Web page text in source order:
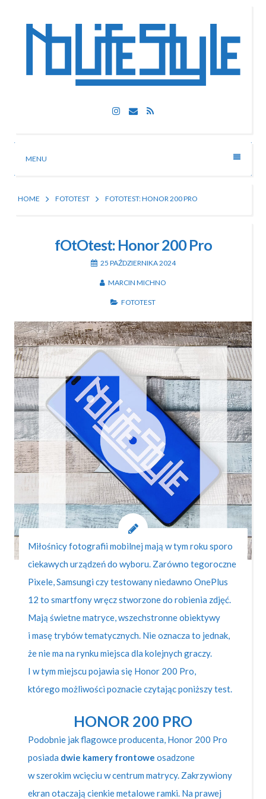
Nolife Style
Technologia, fotografia, rozrywka
Instagram
EmailRSS
MENU
HOME FOTOTEST FOTOTEST: HONOR 200 PRO
fOtOtest: Honor 200 Pro
25 PAŹDZIERNIKA 2024
MARCIN MICHNO
FOTOTEST
Miłośnicy fotografii mobilnej mają w tym roku sporo
ciekawych urządzeń do wyboru. Zarówno tegoroczne
Pixele, Samsungi czy testowany niedawno OnePlus
12 to smartfony wręcz stworzone do robienia zdjęć.
Mają świetne matryce, wszechstronne obiektywy
i masę trybów tematycznych. Nie oznacza to jednak,
że nie ma na rynku miejsca dla kolejnych graczy.
I w tym miejscu pojawia się Honor 200 Pro,
którego możliwości poznacie czytając poniższy test.
HONOR 200 PRO
Podobnie jak flagowce producenta, Honor 200 Pro
posiada dwie kamery frontowe osadzone
w szerokim wcięciu w centrum matrycy. Zakrzywiony
ekran otaczają cienkie metalowe ramki. Na prawej